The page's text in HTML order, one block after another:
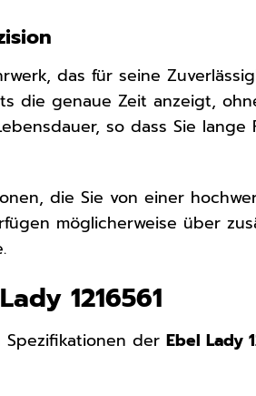
das für seine
die genaue Zeit anzeigt,
so dass Sie lange
die Sie von einer
möglicherweise über
1216561
Spezifikationen derEbel Lady